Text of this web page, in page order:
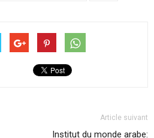
Article suivant
Institut du monde arabe: